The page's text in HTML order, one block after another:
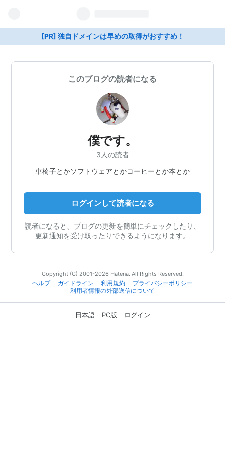
[PR] 独自ドメインは早めの取得がおすすめ！
このブログの読者になる
僕です。
3人の読者
車椅子とかソフトウェアとかコーヒーとか本とか
ログインして読者になる
読者になると、ブログの更新を簡単にチェックしたり、
更新通知を受け取ったりできるようになります。
Copyright (C) 2001-2026 Hatena. All Rights Reserved.
ヘルプ
ガイドライン 利用規約
プライバシーポリシー
利用者情報の外部送信について
日本語 PC版 ログイン